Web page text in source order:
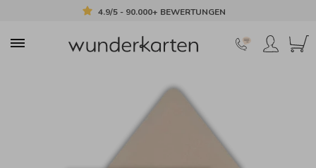
4.9/5 - 90.000+ BEWERTUNGEN